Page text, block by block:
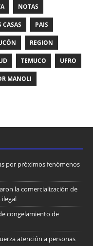
NOTAS
CASAS PAIS
REGION
TEMUCO UFRO
MANOLI
por próximos fenómenos
la comercialización de
congelamiento de
atención a personas